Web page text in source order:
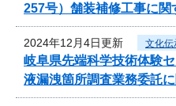
257号）舗装補修工事に関
2024年12月4日更新 文化伝
岐阜県先端科学技術体験
液漏洩箇所調査業務委託